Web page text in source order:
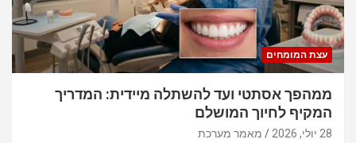
עצת המומחים
ממהפך אסתטי ועד להשתלה מיידית: המדריך
המקיף לחיוך המושלם
28 יולי, 2026 מאמר מערכת